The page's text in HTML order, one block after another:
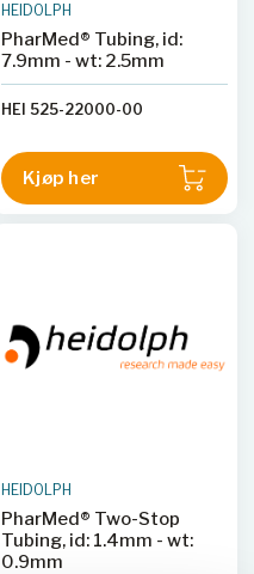
HEIDOLPH
PharMed® Tubing, id:
7.9mm - wt: 2.5mm
HEI 525-22000-00
Kjøp her
HEIDOLPH
PharMed® Two-Stop
Tubing, id: 1.4mm - wt:
0.9mm